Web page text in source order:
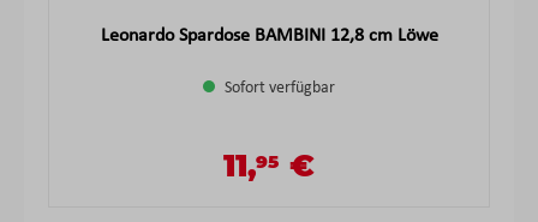
Leonardo Spardose BAMBINI 12,8 cm Löwe
Sofort verfügbar
Regulärer Preis:
Verkaufspreis:
11,95 €